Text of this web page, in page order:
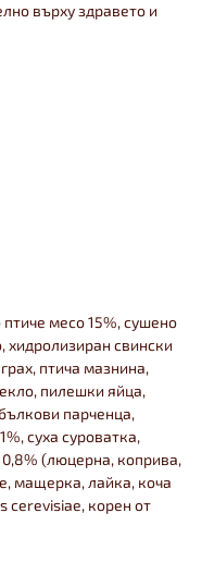
върху здравето и
месо 15%, сушено
свински
птича мазнина,
пилешки яйца,
парченца,
суха суроватка,
(люцерна, коприва,
мащерка, лайка, коча
cerevisiae, корен от